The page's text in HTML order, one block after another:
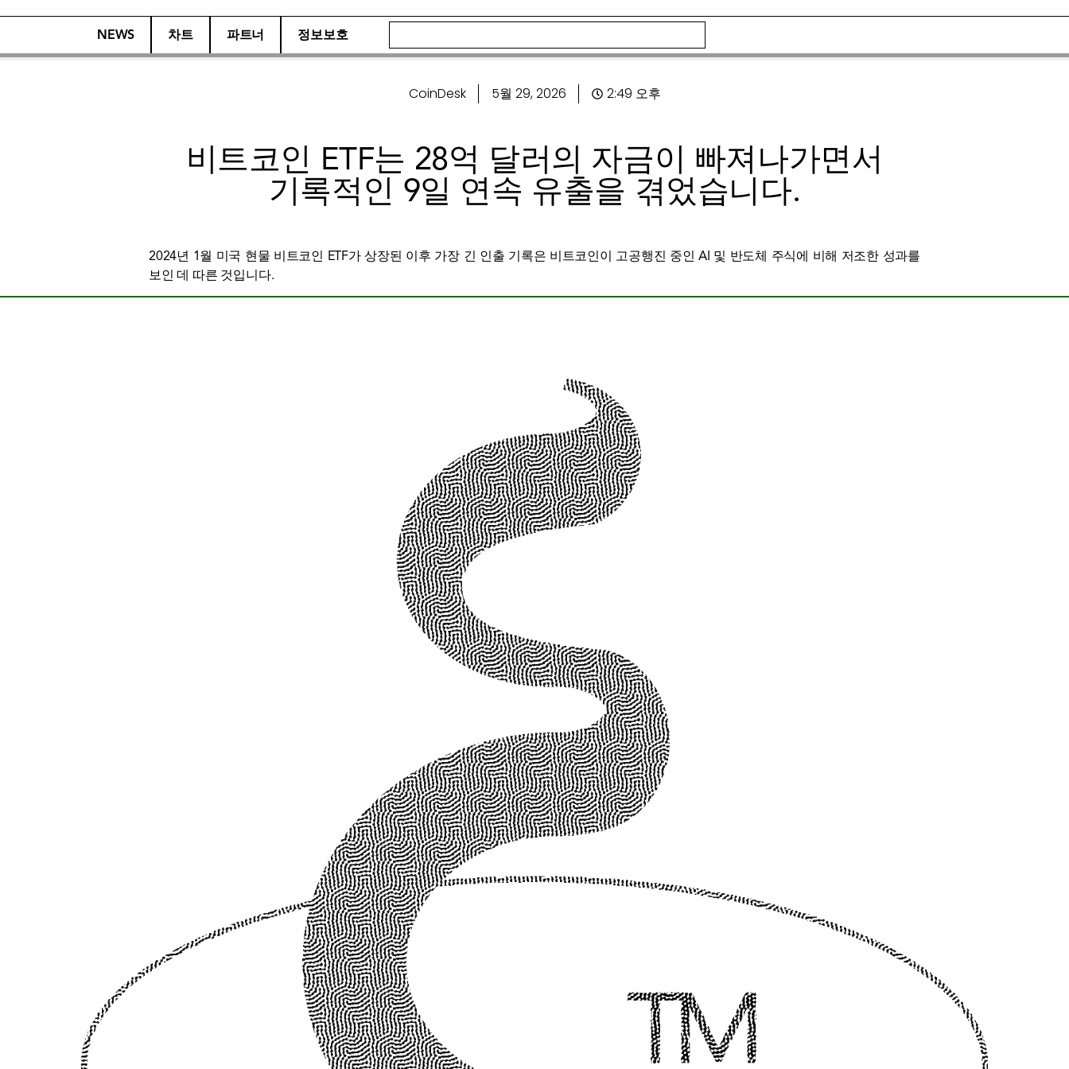
NEWS 차트 파트너 정보보호
CoinDesk 5월 29, 2026 2:49 오후
비트코인 ETF는 28억 달러의 자금이 빠져나가면서
기록적인 9일 연속 유출을 겪었습니다.
2024년 1월 미국 현물 비트코인 ​​ETF가 상장된 이후 가장 긴 인출 기록은 비트코인이 고공행진 중인 AI 및 반도체 주식에 비해 저조한 성과를
보인 데 따른 것입니다.